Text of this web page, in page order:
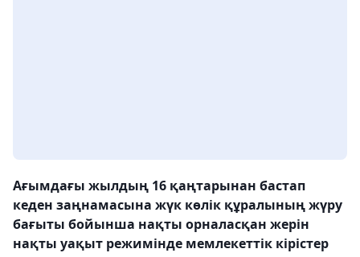
Ағымдағы жылдың 16 қаңтарынан бастап
кеден заңнамасына жүк көлік құралының жүру
бағыты бойынша нақты орналасқан жерін
нақты уақыт режимінде мемлекеттік кірістер